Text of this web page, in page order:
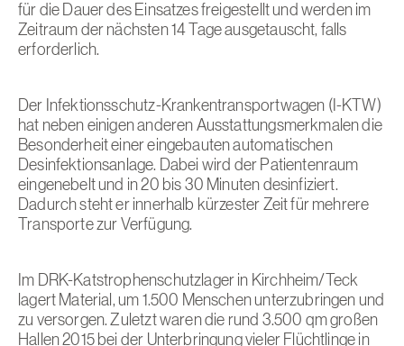
für die Dauer des Einsatzes freigestellt und werden im
Zeitraum der nächsten 14 Tage ausgetauscht, falls
erforderlich.
Der Infektionsschutz-Krankentransportwagen (I-KTW)
hat neben einigen anderen Ausstattungsmerkmalen die
Besonderheit einer eingebauten automatischen
Desinfektionsanlage. Dabei wird der Patientenraum
eingenebelt und in 20 bis 30 Minuten desinfiziert.
Dadurch steht er innerhalb kürzester Zeit für mehrere
Transporte zur Verfügung.
Im DRK-Katstrophenschutzlager in Kirchheim/Teck
lagert Material, um 1.500 Menschen unterzubringen und
zu versorgen. Zuletzt waren die rund 3.500 qm großen
Hallen 2015 bei der Unterbringung vieler Flüchtlinge in